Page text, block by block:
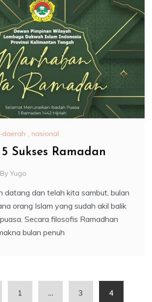
daerah , nasional
Sukses Ramadan
By Yugo
datang dan telah kita sambut, bulan
orang Islam yang sudah akil balik
Secara filosofis Ramadhan
bulan penuh
1 … 3 4